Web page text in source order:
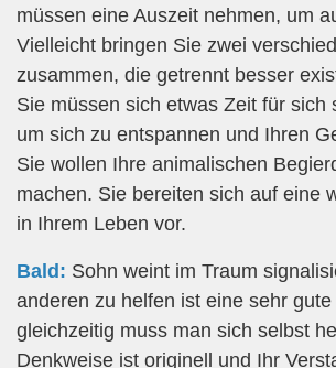
müssen eine Auszeit nehmen, um
Vielleicht bringen Sie zwei
zusammen, die getrennt besser
Sie müssen sich etwas Zeit für sich
um sich zu entspannen und Ihren
Sie wollen Ihre animalischen
machen. Sie bereiten sich auf eine
in Ihrem Leben vor.
Bald: Sohn weint im Traum
anderen zu helfen ist eine sehr
gleichzeitig muss man sich selbst
Denkweise ist originell und Ihr